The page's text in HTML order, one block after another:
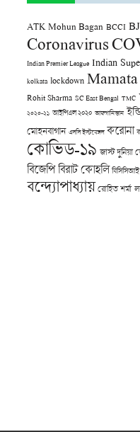
ATK Mohun Bagan BCCI
Coronavirus
Indian Premier League Indian
kolkata lockdown
Rohit Sharma SC East Bengal TMC
২০২০-২১ আইপিএল ২০২০ আফগানিস্তান
মোহনবাগান এসসি ইস্টবেঙ্গল করোনা
কোভিড-১৯ জাস্ট দুনিয়া
বিজেপি বিরাট কোহলি বিসিসিআই
বন্দ্যোপাধ্যায় রোহিত শর্মা